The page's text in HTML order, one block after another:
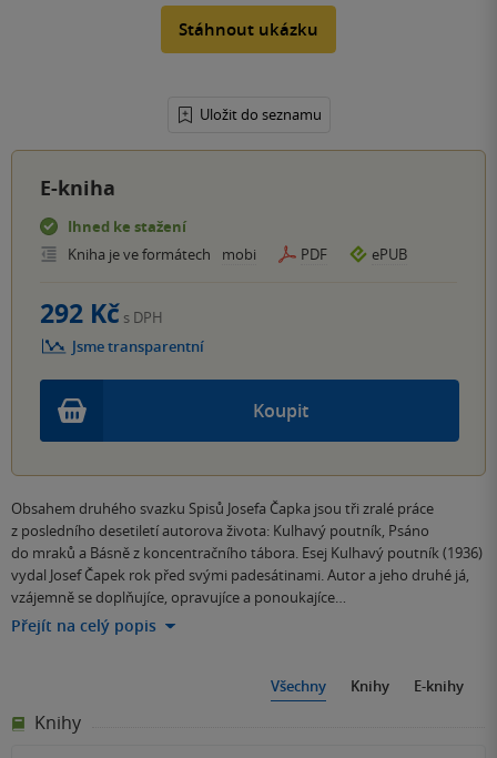
Stáhnout ukázku
Uložit do seznamu
E-kniha
Ihned ke stažení
Kniha je ve formátech
mobi PDF ePUB
Koupit
292 Kč s DPH
Jsme transparentní
Obsahem druhého svazku Spisů Josefa Čapka jsou tři zralé práce
z posledního desetiletí autorova života: Kulhavý poutník, Psáno
do mraků a Básně z koncentračního tábora. Esej Kulhavý poutník (1936)
vydal Josef Čapek rok před svými padesátinami. Autor a jeho druhé já,
vzájemně se doplňujíce, opravujíce a ponoukajíce…
Přejít na celý popis
Všechny Knihy E-knihy
Knihy